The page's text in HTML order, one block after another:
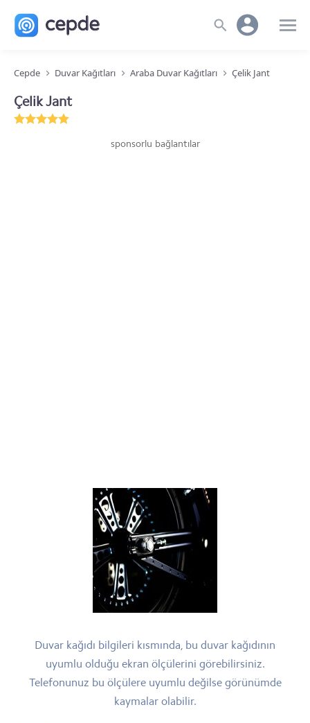
Cepde Duvar Kağıtları Araba Duvar Kağıtları Çelik Jant
Çelik Jant
sponsorlu bağlantılar
Duvar kağıdı bilgileri kısmında, bu duvar kağıdının
uyumlu olduğu ekran ölçülerini görebilirsiniz.
Telefonunuz bu ölçülere uyumlu değilse görünümde
kaymalar olabilir.